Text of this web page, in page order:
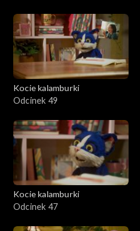
Kocie kalamburki
Odcinek 49
Kocie kalamburki
Odcinek 47